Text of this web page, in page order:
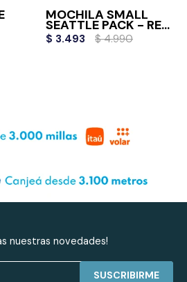
MOCHILA SMALL
SEATTLE PACK - RED
TAPE
$ 3.493 $ 4.990
nuestras novedades!
SUSCRIBIRME